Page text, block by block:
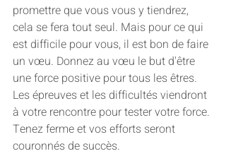
promettre que vous vous y tiendrez,
cela se fera tout seul. Mais pour ce qui
est difficile pour vous, il est bon de faire
un vœu. Donnez au vœu le but d'être
une force positive pour tous les êtres.
Les épreuves et les difficultés viendront
à votre rencontre pour tester votre force.
Tenez ferme et vos efforts seront
couronnés de succès.